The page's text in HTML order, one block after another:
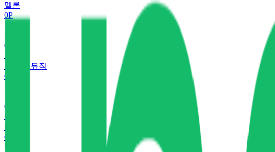
멜론
0P
지
지니
0
유
유튜브 뮤직
0
플
플로
0
바
바이브
0
벅